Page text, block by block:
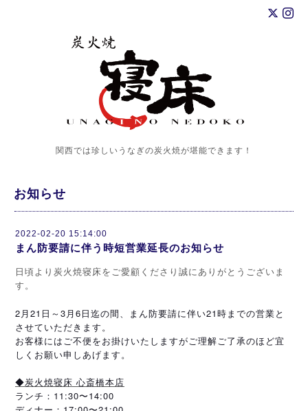
関西では珍しいうなぎの炭火焼が堪能できます！
お知らせ
2022-02-20 15:14:00
まん防要請に伴う時短営業延長のお知らせ
日頃より炭火焼寝床をご愛顧くださり誠にありがとうございま
す。
2月21日～3月6日迄の間、まん防要請に伴い21時までの営業と
させていただきます。
お客様にはご不便をお掛けいたしますがご理解ご了承のほど宜
しくお願い申しあげます。
◆炭火焼寝床 心斎橋本店
ランチ：11:30〜14:00